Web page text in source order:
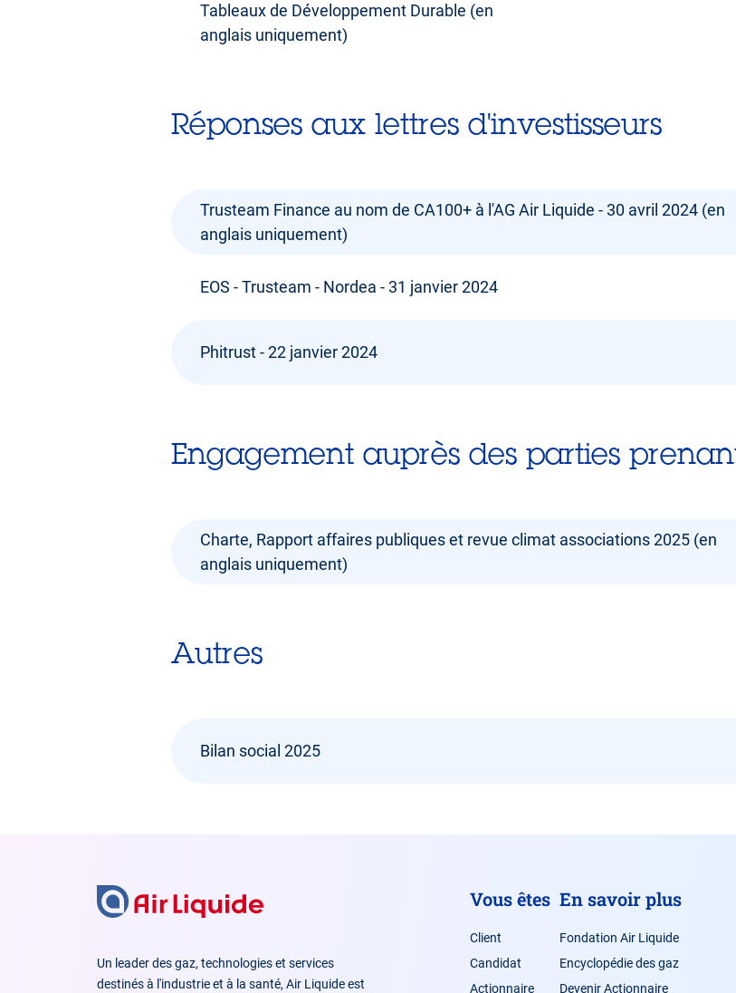
Tableaux de Développement Durable (en
anglais uniquement)
Réponses aux lettres d'investisseurs
Trusteam Finance au nom de CA100+ à l'AG Air Liquide - 30 avril 2024 (en
anglais uniquement)
EOS - Trusteam - Nordea - 31 janvier 2024
Phitrust - 22 janvier 2024
Engagement auprès des parties
Charte, Rapport affaires publiques et revue climat associations 2025 (en
anglais uniquement)
Autres
Bilan social 2025
Un leader des gaz, technologies et services
destinés à l'industrie et à la santé, Air Liquide est
Vous êtes
Client
Candidat
Actionnaire
En savoir plus
Fondation Air Liquide
Encyclopédie des gaz
Devenir Actionnaire